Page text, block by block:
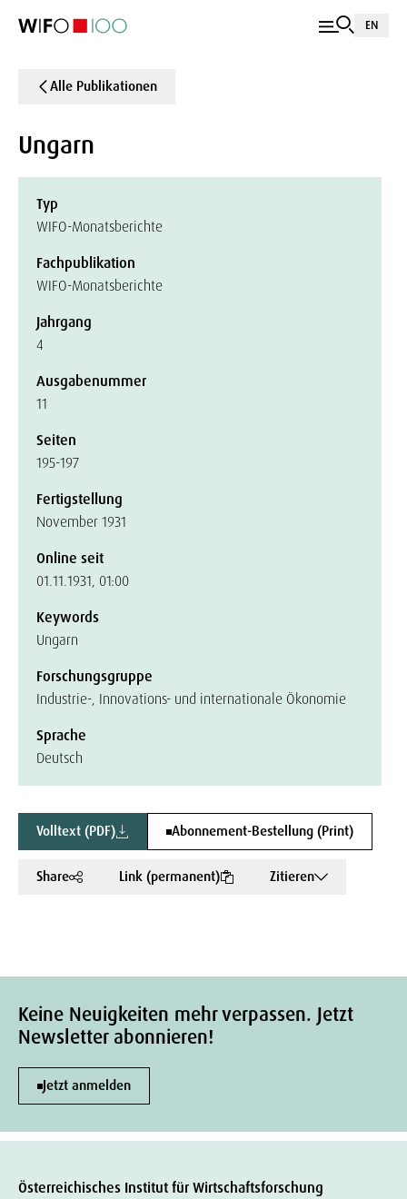
EN
Alle Publikationen
Ungarn
Typ
WIFO-Monatsberichte
Fachpublikation
WIFO-Monatsberichte
Jahrgang
4
Ausgabenummer
11
Seiten
195-197
Fertigstellung
November 1931
Online seit
01.11.1931, 01:00
Keywords
Ungarn
Forschungsgruppe
Industrie-, Innovations- und internationale Ökonomie
Sprache
Deutsch
Volltext (PDF) Abonnement-Bestellung (Print)
Share Link (permanent) Zitieren
Keine Neuigkeiten mehr verpassen. Jetzt
Newsletter abonnieren!
Jetzt anmelden
Österreichisches Institut für Wirtschaftsforschung